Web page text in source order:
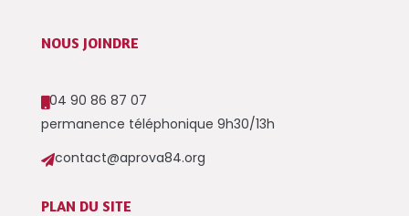
NOUS JOINDRE
04 90 86 87 07
permanence téléphonique 9h30/13h
contact@aprova84.org
PLAN DU SITE